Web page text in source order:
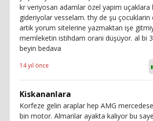
kr veriyosan adamlar özel yapim uçaklara
gideriyolar vesselam. thy de şu çocuklarin
artik yorum sitelerine yazmaktan işe
memleketin istihdam orani düşüyor. al bi
beyin bedava
14 yıl önce
Kiskananlara
Korfeze gelin araplar hep AMG
bin motor. Almanlar ayakta kaliyor bu